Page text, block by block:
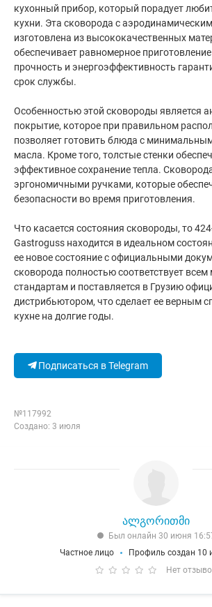
кухонный прибор, который порадует
кухни. Эта сковорода с
изготовлена из высококачественных
обеспечивает равномерное
прочность и энергоэффективность
срок службы.
Особенностью этой сковороды является
покрытие, которое при правильном
позволяет готовить блюда с
масла. Кроме того, толстые стенки
эффективное сохранение тепла.
эргономичными ручками, которые
безопасности во время приготовления.
Что касается состояния сковороды, то
Gastroguss находится в идеальном
ее новое состояние с официальными
сковорода полностью соответствует
стандартам и поставляется в Грузию
дистрибьютором, что сделает ее верным
кухне на долгие годы.
Подписаться в Telegram
№117992
Создано: 3 июля
ალგორითმი
Был онлайн 30 июня
Частное лицо
Профиль создан 10
Нет